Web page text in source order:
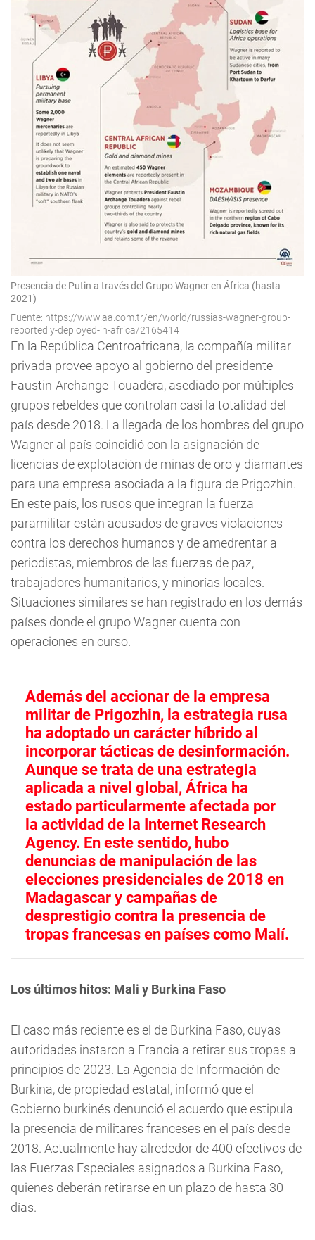
Presencia de Putin a través del Grupo Wagner en África (hasta
2021)
Fuente: https://www.aa.com.tr/en/world/russias-wagner-group-
reportedly-deployed-in-africa/2165414
En la República Centroafricana, la compañía militar
privada provee apoyo al gobierno del presidente
Faustin-Archange Touadéra, asediado por múltiples
grupos rebeldes que controlan casi la totalidad del
país desde 2018. La llegada de los hombres del grupo
Wagner al país coincidió con la asignación de
licencias de explotación de minas de oro y diamantes
para una empresa asociada a la figura de Prigozhin.
En este país, los rusos que integran la fuerza
paramilitar están acusados de graves violaciones
contra los derechos humanos y de amedrentar a
periodistas, miembros de las fuerzas de paz,
trabajadores humanitarios, y minorías locales.
Situaciones similares se han registrado en los demás
países donde el grupo Wagner cuenta con
operaciones en curso.
Además del accionar de la empresa
militar de Prigozhin, la estrategia rusa
ha adoptado un carácter híbrido al
incorporar tácticas de desinformación.
Aunque se trata de una estrategia
aplicada a nivel global, África ha
estado particularmente afectada por
la actividad de la Internet Research
Agency. En este sentido, hubo
denuncias de manipulación de las
elecciones presidenciales de 2018 en
Madagascar y campañas de
desprestigio contra la presencia de
tropas francesas en países como Malí.
Los últimos hitos: Mali y Burkina Faso
El caso más reciente es el de Burkina Faso, cuyas
autoridades instaron a Francia a retirar sus tropas a
principios de 2023. La Agencia de Información de
Burkina, de propiedad estatal, informó que el
Gobierno burkinés denunció el acuerdo que estipula
la presencia de militares franceses en el país desde
2018. Actualmente hay alrededor de 400 efectivos de
las Fuerzas Especiales asignados a Burkina Faso,
quienes deberán retirarse en un plazo de hasta 30
días.